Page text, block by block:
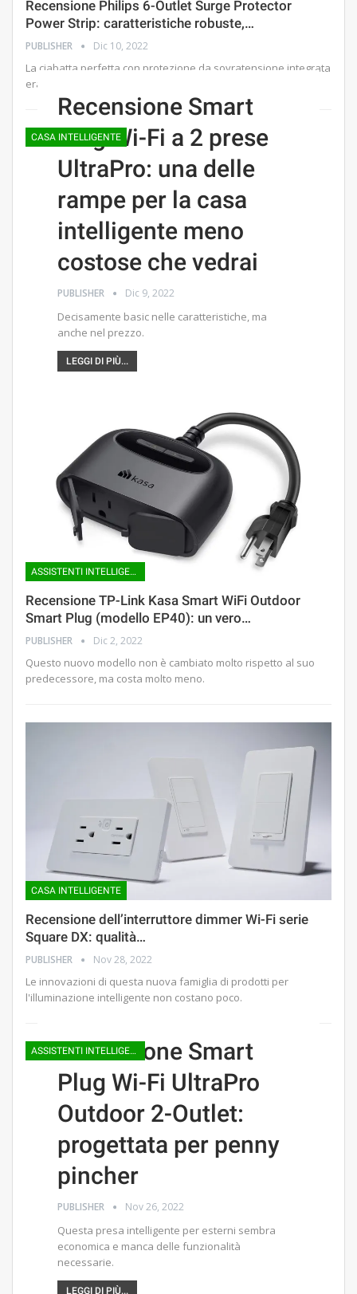
Recensione Philips 6-Outlet Surge Protector
Power Strip: caratteristiche robuste,…
PUBLISHER Dic 10, 2022
La ciabatta perfetta con protezione da sovratensione integrata
era difficile da immaginare fino a quando non è…
CASA INTELLIGENTE
Recensione Smart
Plug Wi-Fi a 2 prese
UltraPro: una delle
rampe per la casa
intelligente meno
costose che vedrai
PUBLISHER Dic 9, 2022
Decisamente basic nelle caratteristiche, ma
anche nel prezzo.
LEGGI DI PIÙ...
ASSISTENTI INTELLIGENTI
Recensione TP-Link Kasa Smart WiFi Outdoor
Smart Plug (modello EP40): un vero…
PUBLISHER Dic 2, 2022
Questo nuovo modello non è cambiato molto rispetto al suo
predecessore, ma costa molto meno.
CASA INTELLIGENTE
Recensione dell’interruttore dimmer Wi-Fi serie
Square DX: qualità…
PUBLISHER Nov 28, 2022
Le innovazioni di questa nuova famiglia di prodotti per
l'illuminazione intelligente non costano poco.
ASSISTENTI INTELLIGENTI
Recensione Smart
Plug Wi-Fi UltraPro
Outdoor 2-Outlet:
progettata per penny
pincher
PUBLISHER Nov 26, 2022
Questa presa intelligente per esterni sembra
economica e manca delle funzionalità
necessarie.
LEGGI DI PIÙ...